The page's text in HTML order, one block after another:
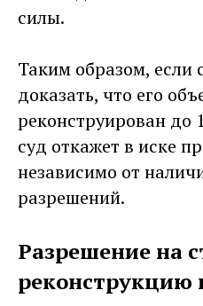
силы.
Таким образом, если
доказать, что его
реконструирован до
суд откажет в иске
независимо от
разрешений.
Разрешение на
реконструкцию